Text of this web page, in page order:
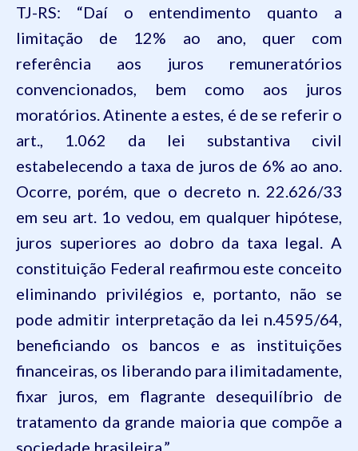
TJ-RS: “Daí o entendimento quanto a
limitação de 12% ao ano, quer com
referência aos juros remuneratórios
convencionados, bem como aos juros
moratórios. Atinente a estes, é de se referir o
art., 1.062 da lei substantiva civil
estabelecendo a taxa de juros de 6% ao ano.
Ocorre, porém, que o decreto n. 22.626/33
em seu art. 1o vedou, em qualquer hipótese,
juros superiores ao dobro da taxa legal. A
constituição Federal reafirmou este conceito
eliminando privilégios e, portanto, não se
pode admitir interpretação da lei n.4595/64,
beneficiando os bancos e as instituições
financeiras, os liberando para ilimitadamente,
fixar juros, em flagrante desequilíbrio de
tratamento da grande maioria que compõe a
sociedade brasileira.”.